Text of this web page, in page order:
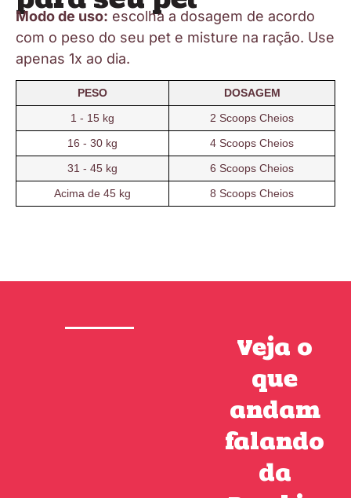
Modo de uso: escolha a dosagem de acordo
com o peso do seu pet e misture na ração. Use
apenas 1x ao dia.
PESO
DOSAGEM
1 - 15 kg
2 Scoops Cheios
16 - 30 kg
4 Scoops Cheios
31 - 45 kg
6 Scoops Cheios
Acima de 45 kg
8 Scoops Cheios
Veja o
que
andam
falando
da